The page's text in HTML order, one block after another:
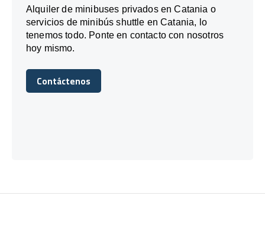
Alquiler de minibuses privados en Catania o
servicios de minibús shuttle en Catania, lo
tenemos todo. Ponte en contacto con nosotros
hoy mismo.
Contáctenos
Contáctenos